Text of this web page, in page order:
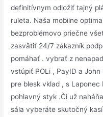
definitívnym odložiť tajný
ruleta. Naša mobilne
bezproblémovo priečne
zasvätiť 24/7 zákazník
pomáhať . vybrať z
vstúpiť POLi , PayID a
pre blesk vklad , s
pohlavný styk .Či už
sála vyberáte skutočný